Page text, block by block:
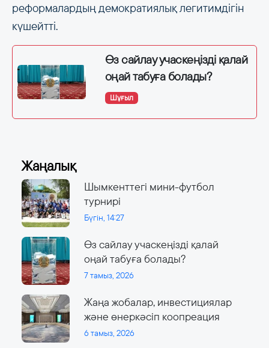
реформалардың демократиялық легитимдігін
күшейтті.
Өз сайлау учаскеңізді қалай
оңай табуға болады?
Шұғыл
Жаңалық
Шымкенттегі мини-футбол
турнирі
Бүгін, 14:27
Өз сайлау учаскеңізді қалай
оңай табуға болады?
7 тамыз, 2026
Жаңа жобалар, инвестициялар
және өнеркәсіп коопреация
6 тамыз, 2026